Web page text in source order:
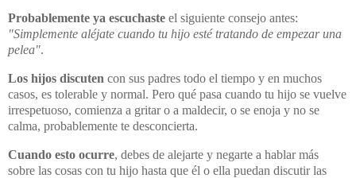
Probablemente ya escuchaste el siguiente consejo antes:
"Simplemente aléjate cuando tu hijo esté tratando de empezar una
pelea".
Los hijos discuten con sus padres todo el tiempo y en muchos
casos, es tolerable y normal. Pero qué pasa cuando tu hijo se vuelve
irrespetuoso, comienza a gritar o a maldecir, o se enoja y no se
calma, probablemente te desconcierta.
Cuando esto ocurre, debes de alejarte y negarte a hablar más
sobre las cosas con tu hijo hasta que él o ella puedan discutir las